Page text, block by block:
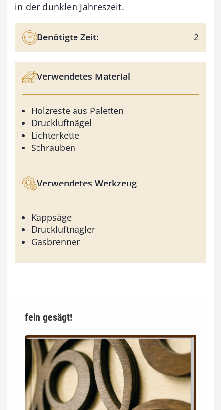
in der dunklen Jahreszeit.
Benötigte Zeit: 2
Verwendetes Material
Holzreste aus Paletten
Druckluftnägel
Lichterkette
Schrauben
Verwendetes Werkzeug
Kappsäge
Druckluftnagler
Gasbrenner
fein gesägt!